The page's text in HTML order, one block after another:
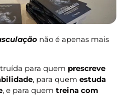
não é apenas mais
para quem prescreve
, para quem estuda
, e para quem treina com